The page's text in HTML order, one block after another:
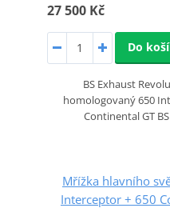
27 500 Kč
Do
BS Exhaust
homologovaný 650
Continental GT
Mřížka hlavního
Interceptor + 650